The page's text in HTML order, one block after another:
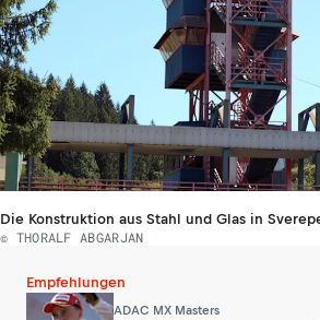
Die Konstruktion aus Stahl und Glas in
© THORALF ABGARJAN
Empfehlungen
ADAC MX Masters